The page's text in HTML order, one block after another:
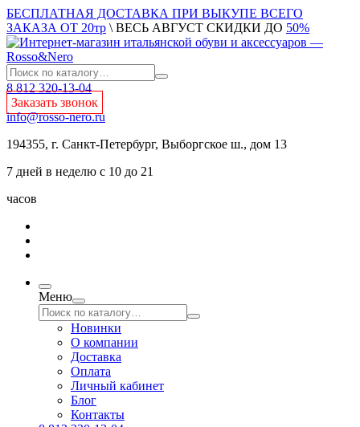
БЕСПЛАТНАЯ ДОСТАВКА ПРИ ВЫКУПЕ ВСЕГО
ЗАКАЗА ОТ 20тр \ ВЕСЬ АВГУСТ СКИДКИ ДО 50%
8 812 320-13-04
Заказать звонок
info@rosso-nero.ru
194355, г. Санкт-Петербург, Выборгское ш., дом 13
7 дней в неделю с 10 до 21
часов
Меню
Новинки
О компании
Доставка
Оплата
Личный кабинет
Блог
Контакты